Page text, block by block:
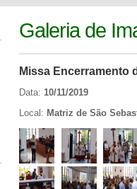
Galeria de
Missa Encerramento
Data: 10/11/2019
Local: Matriz de São